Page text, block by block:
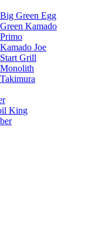
Green Egg
Kamado
Joe
Grill
King